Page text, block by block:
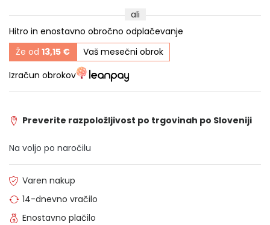
ali
Hitro in enostavno obročno odplačevanje
Že od 13,15 €
Vaš mesečni obrok
Izračun obrokov
Preverite razpoložljivost po trgovinah po Sloveniji
Na voljo po naročilu
Varen nakup
14-dnevno vračilo
Enostavno plačilo